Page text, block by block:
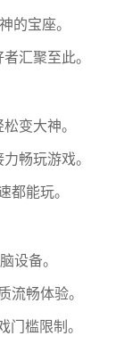
的宝座。
汇聚至此。
变大神。
畅玩游戏。
都能玩。
设备。
流畅体验。
门槛限制。